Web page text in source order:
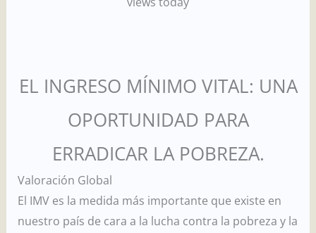
EL INGRESO MÍNIMO VITAL: UNA
OPORTUNIDAD PARA
ERRADICAR LA POBREZA.
Valoración Global
El IMV es la medida más importante que existe en
nuestro país de cara a la lucha contra la pobreza y la